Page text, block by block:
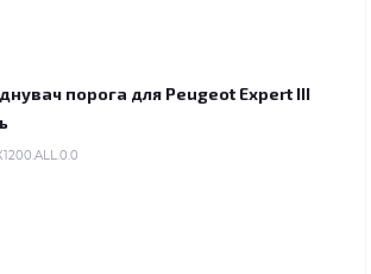
порога для Peugeot Expert III